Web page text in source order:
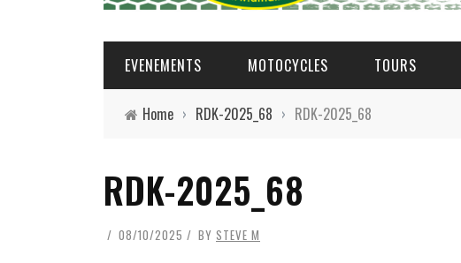
EVENEMENTS MOTOCYCLES TOURS
Home › RDK-2025_68 › RDK-2025_68
RDK-2025_68
08/10/2025 BY STEVE M